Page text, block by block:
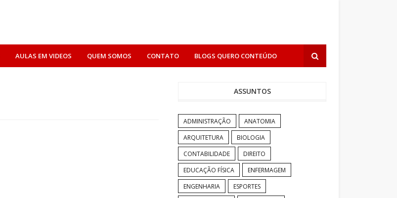
AULAS EM VIDEOS QUEM SOMOS CONTATO BLOGS QUERO CONTEÚDO
ASSUNTOS
ADMINISTRAÇÃO
ANATOMIA
ARQUITETURA
BIOLOGIA
CONTABILIDADE
DIREITO
EDUCAÇÃO FÍSICA
ENFERMAGEM
ENGENHARIA
ESPORTES